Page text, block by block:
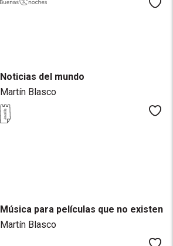
Noticias del mundo
Martín Blasco
Música para películas que no existen
Martín Blasco